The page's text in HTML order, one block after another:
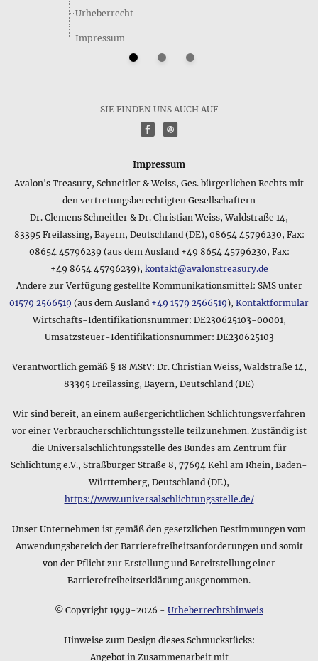
Nennt der Hersteller das Gewicht des Produkts Perlen aus
Tigerauge • Ohrhaken?
Wir bemühen uns, möglichst genaue Angaben zu machen,
Artikelgewicht und zum Gesamtgewicht mit allen
Lieferbestandteilen. Die Gewichtsangabe zum Artikel Perlen
aus Tigerauge • Ohrhaken lautet folgendermaßen: 6 g
Welchen Lieferumfang hat das Produkt Perlen aus
Tigerauge • Ohrhaken?
Neben den anderen Merkmalen des Produkts Perlen aus
Tigerauge • Ohrhaken spielt natürlich oft auch der
Lieferumfang eine wichtige Rolle - dieser lautet
folgendermaßen: im 10,0 x 7,5 cm großen attraktiven
Schmuckbeutel
Aus welchem Material besteht das Produkt Perlen aus
Tigerauge • Ohrhaken?
Die Materialangabe für den Artikel Perlen aus Tigerauge
lautet folgendermaßen: Ohrhaken • 6 unbehandelte Perlen
aus braunem Tigerauge; die Ohrhaken bestehen aus Sterling
Gibt es eine kurze Zusammenfassung zum Gewicht des
In der Kurzfassung des Datenblatts zum Produkt Perlen aus
Tigerauge • Ohrhaken finden Sie nur eine Gewichtsangabe,
die sich entweder auf das Produkt oder das Gesamtgewicht
inkl. Verpackung beziehen kann und folgendermaßen lautet:
6 g. Wenn Sie genauere Angaben benötigen, sehen Sie sich
bitte oben auf dieser Seite die weiteren Details zum Produkt
Urheberrecht
Impressum
SIE FINDEN UNS AUCH AUF
f P
Impressum
Avalon's Treasury, Schneitler & Weiss, Ges. bürgerlichen Rechts mit
den vertretungsberechtigten Gesellschaftern
Dr. Clemens Schneitler & Dr. Christian Weiss, Waldstraße 14,
83395 Freilassing, Bayern, Deutschland (DE), 08654 45796230, Fax:
08654 45796239 (aus dem Ausland +49 8654 45796230, Fax:
+49 8654 45796239), kontakt@avalonstreasury.de
Andere zur Verfügung gestellte Kommunikationsmittel: SMS unter
01579 2566519 (aus dem Ausland +49 1579 2566519), Kontaktformular
Wirtschafts-Identifikationsnummer: DE230625103-00001,
Umsatzsteuer-Identifikationsnummer: DE230625103
Verantwortlich gemäß § 18 MStV: Dr. Christian Weiss, Waldstraße 14,
83395 Freilassing, Bayern, Deutschland (DE)
Wir sind bereit, an einem außergerichtlichen Schlichtungsverfahren
vor einer Verbraucherschlichtungsstelle teilzunehmen. Zuständig ist
die Universalschlichtungsstelle des Bundes am Zentrum für
Schlichtung e.V., Straßburger Straße 8, 77694 Kehl am Rhein, Baden-
Württemberg, Deutschland (DE),
https://www.universalschlichtungsstelle.de/
Unser Unternehmen ist gemäß den gesetzlichen Bestimmungen vom
Anwendungsbereich der Barrierefreiheitsanforderungen und somit
von der Pflicht zur Erstellung und Bereitstellung einer
Barrierefreiheitserklärung ausgenommen.
© Copyright 1999-2026 - Urheberrechtshinweis
Hinweise zum Design dieses Schmuckstücks:
Angebot in Zusammenarbeit mit